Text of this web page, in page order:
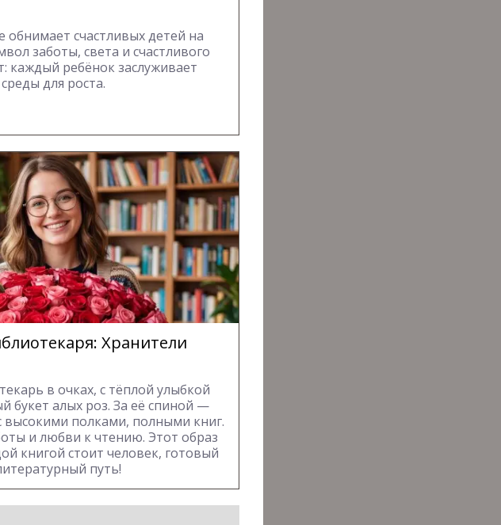
счастливых детей на
заботы, света и счастливого
каждый ребёнок заслуживает
для роста.
Хранители
в очках, с тёплой улыбкой
букет алых роз. За её спиной —
высокими полками, полными книг.
и любви к чтению. Этот образ
книгой стоит человек, готовый
путь!